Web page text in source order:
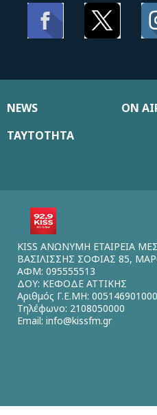
NEWS ON
ΤΑΥΤΟΤΗΤΑ
KISS ΑΝΩΝΥΜΗ ΕΤΑΙΡΕΙΑ
ΒΑΣΙΛΙΣΣΗΣ ΣΟΦΙΑΣ 85,
ΑΦΜ: 095555513
ΔΟΥ: ΚΕΦΟΔΕ ΑΤΤΙΚΗΣ
Αριθμός Γ.Ε.ΜΗ: 005146901000
Τηλέφωνο: 2108050000
Email: info@kissfm.gr